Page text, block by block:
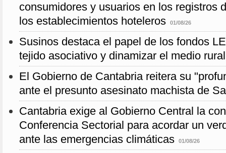
consumidores y usuarios en los registros
los establecimientos hoteleros
01/08/26
Susinos destaca el papel de los fondos
tejido asociativo y dinamizar el medio rural
El Gobierno de Cantabria reitera su
ante el presunto asesinato machista de
Cantabria exige al Gobierno Central la
Conferencia Sectorial para acordar un
ante las emergencias climáticas
01/08/26